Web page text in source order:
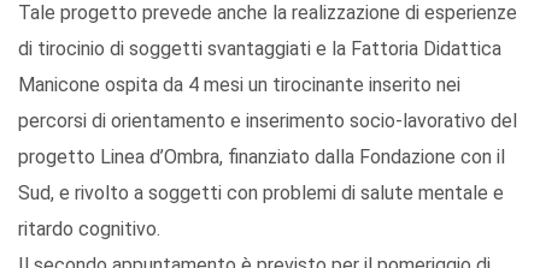
Tale progetto prevede anche la realizzazione di esperienze
di tirocinio di soggetti svantaggiati e la Fattoria Didattica
Manicone ospita da 4 mesi un tirocinante inserito nei
percorsi di orientamento e inserimento socio-lavorativo del
progetto Linea d’Ombra, finanziato dalla Fondazione con il
Sud, e rivolto a soggetti con problemi di salute mentale e
ritardo cognitivo.